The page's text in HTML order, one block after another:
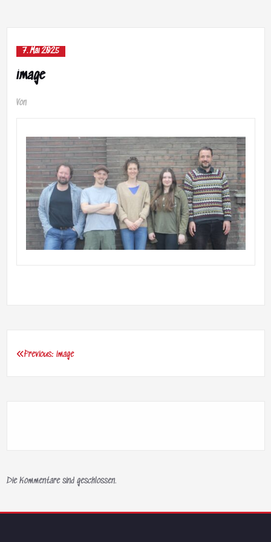
7. Mai 2025
image
Von
Beitragsnavigation
Previous: image
Die Kommentare sind geschlossen.